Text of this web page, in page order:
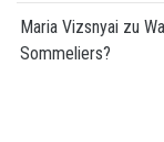
Maria Vizsnyai zu
Sommeliers?